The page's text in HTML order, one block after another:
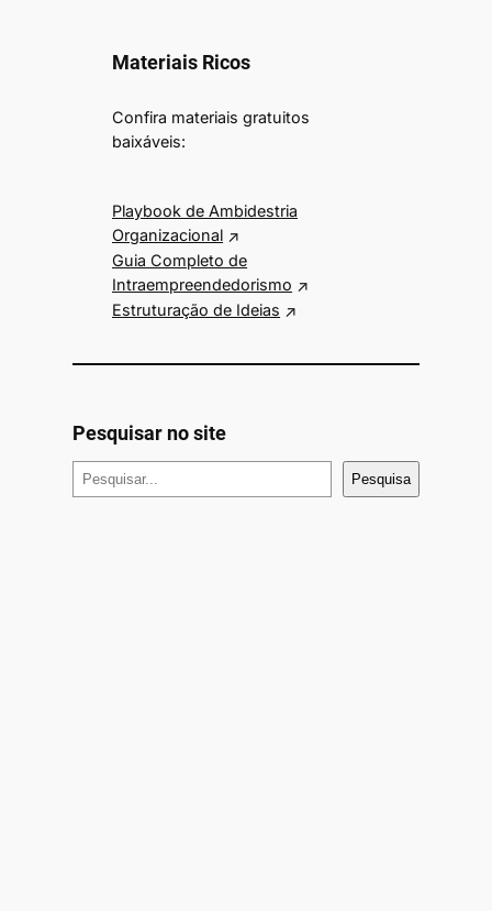
Materiais Ricos
Confira materiais gratuitos
baixáveis:
Playbook de Ambidestria
Organizacional
Guia Completo de
Intraempreendedorismo
Estruturação de Ideias
Pesquisar no site
P
e
Pesquisa